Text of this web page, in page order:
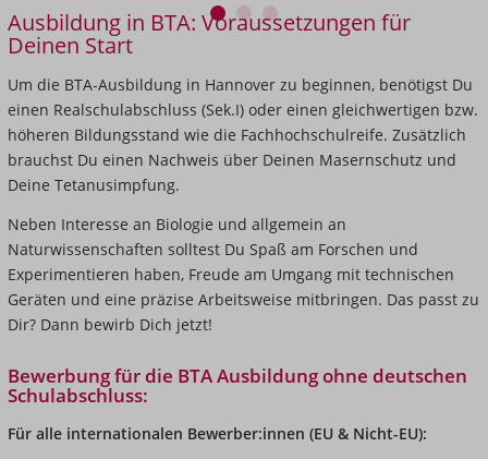
von
Lebensmitteln
1 2 3
Previous
Next
Ausbildung in BTA: Voraussetzungen für
Deinen Start
Um die BTA-Ausbildung in Hannover zu beginnen, benötigst Du
einen Realschulabschluss (Sek.I) oder einen gleichwertigen bzw.
höheren Bildungsstand wie die Fachhochschulreife. Zusätzlich
brauchst Du einen Nachweis über Deinen Masernschutz und
Deine Tetanusimpfung.
Neben Interesse an Biologie und allgemein an
Naturwissenschaften solltest Du Spaß am Forschen und
Experimentieren haben, Freude am Umgang mit technischen
Geräten und eine präzise Arbeitsweise mitbringen. Das passt zu
Dir? Dann bewirb Dich jetzt!
Bewerbung für die BTA Ausbildung ohne deutschen
Schulabschluss:
Für alle internationalen Bewerber:innen (EU & Nicht-EU):